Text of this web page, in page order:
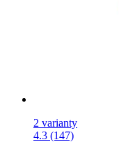
2 varianty
4.3 (147)